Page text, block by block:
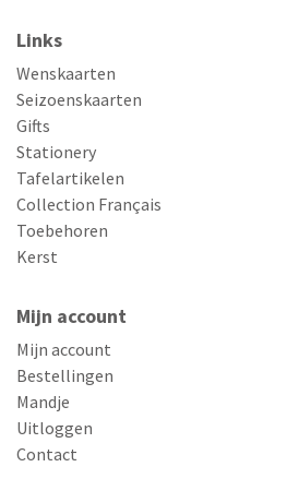
Links
Wenskaarten
Seizoenskaarten
Gifts
Stationery
Tafelartikelen
Collection Français
Toebehoren
Kerst
Mijn account
Mijn account
Bestellingen
Mandje
Uitloggen
Contact